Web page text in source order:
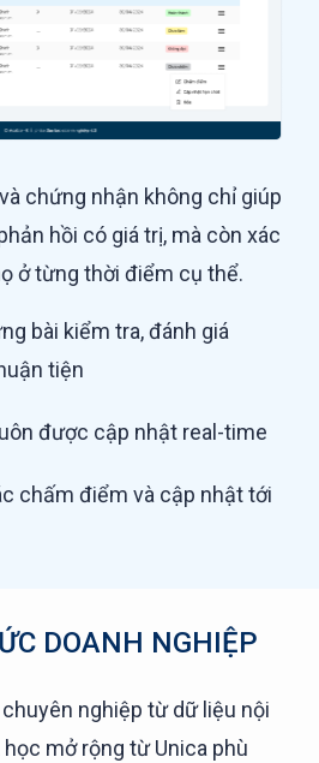
chứng nhận không chỉ giúp
hồi có giá trị, mà còn xác
ở từng thời điểm cụ thể.
bài kiểm tra, đánh giá
tiện
được cập nhật real-time
chấm điểm và cập nhật tới
DOANH NGHIỆP
nghiệp từ dữ liệu nội
mở rộng từ Unica phù